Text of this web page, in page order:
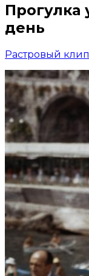
Прогулка
день
Растровый